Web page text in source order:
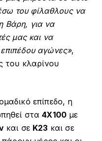
του φίλαθλους να
Βάρη, για να
μας και να
αγώνες»,
του κλαρίνου
επίπεδο, η
στα4Χ100 με
και σε Κ23 και σε